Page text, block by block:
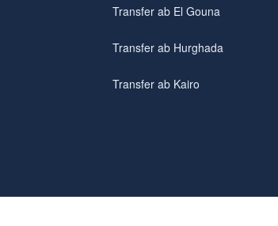
Transfer ab El Gouna
Transfer ab Hurghada
Transfer ab Kairo